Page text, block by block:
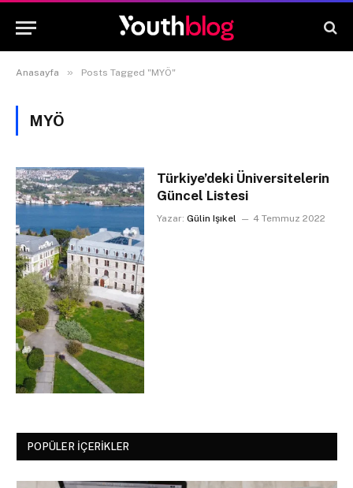
Anasayfa » Posts Tagged "MYÖ"
MYÖ
Türkiye’deki Üniversitelerin
Güncel Listesi
Yazar: Gülin Işıkel 4 Temmuz 2022
POPÜLER İÇERIKLER